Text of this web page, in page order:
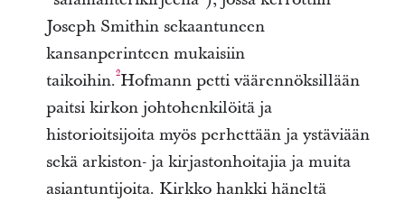
Joseph Smithin sekaantuneen
kansanperinteen mukaisiin
taikoihin.2Hofmann petti väärennöksillään
paitsi kirkon johtohenkilöitä ja
historioitsijoita myös perhettään ja ystäviään
sekä arkiston- ja kirjastonhoitajia ja muita
asiantuntijoita. Kirkko hankki häneltä